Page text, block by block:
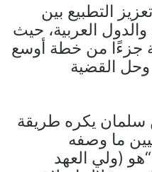
التطبيع بين
والدول العربية، حيث
جزءًا من خطة أوسع
القضية
سلمان يكره طريقة
ما وصفه
“هو (ولي العهد